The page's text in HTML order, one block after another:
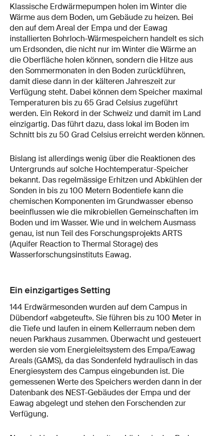
Klassische Erdwärmepumpen holen im Winter die
Wärme aus dem Boden, um Gebäude zu heizen. Bei
den auf dem Areal der Empa und der Eawag
installierten Bohrloch-Wärmespeichern handelt es sich
um Erdsonden, die nicht nur im Winter die Wärme an
die Oberfläche holen können, sondern die Hitze aus
den Sommermonaten in den Boden zurückführen,
damit diese dann in der kälteren Jahreszeit zur
Verfügung steht. Dabei können dem Speicher maximal
Temperaturen bis zu 65 Grad Celsius zugeführt
werden. Ein Rekord in der Schweiz und damit im Land
einzigartig. Das führt dazu, dass lokal im Boden im
Schnitt bis zu 50 Grad Celsius erreicht werden können.
Bislang ist allerdings wenig über die Reaktionen des
Untergrunds auf solche Hochtemperatur-Speicher
bekannt. Das regelmässige Erhitzen und Abkühlen der
Sonden in bis zu 100 Metern Bodentiefe kann die
chemischen Komponenten im Grundwasser ebenso
beeinflussen wie die mikrobiellen Gemeinschaften im
Boden und im Wasser. Wie und in welchem Ausmass
genau, ist nun Teil des Forschungsprojekts ARTS
(Aquifer Reaction to Thermal Storage) des
Wasserforschungsinstituts Eawag.
Ein einzigartiges Setting
144 Erdwärmesonden wurden auf dem Campus in
Dübendorf «abgeteuft». Sie führen bis zu 100 Meter in
die Tiefe und laufen in einem Kellerraum neben dem
neuen Parkhaus zusammen. Überwacht und gesteuert
werden sie vom Energieleitsystem des Empa/Eawag
Areals (GAMS), da das Sondenfeld hydraulisch in das
Energiesystem des Campus eingebunden ist. Die
gemessenen Werte des Speichers werden dann in der
Datenbank des NEST-Gebäudes der Empa und der
Eawag abgelegt und stehen den Forschenden zur
Verfügung.